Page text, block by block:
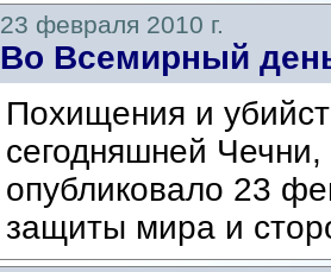
23 февраля 2010 г.
Во Всемирный
Похищения и
сегодняшней
опубликовало 23
защиты мира и